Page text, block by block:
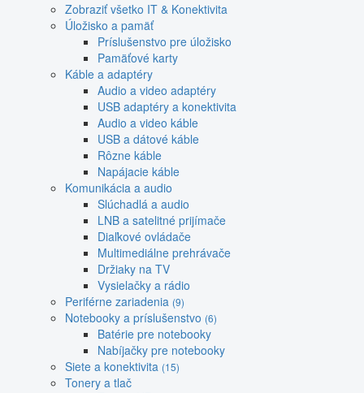
Zobraziť všetko IT & Konektivita
Úložisko a pamäť
Príslušenstvo pre úložisko
Pamäťové karty
Káble a adaptéry
Audio a video adaptéry
USB adaptéry a konektivita
Audio a video káble
USB a dátové káble
Rôzne káble
Napájacie káble
Komunikácia a audio
Slúchadlá a audio
LNB a satelitné prijímače
Diaľkové ovládače
Multimediálne prehrávače
Držiaky na TV
Vysielačky a rádio
Periférne zariadenia (9)
Notebooky a príslušenstvo (6)
Batérie pre notebooky
Nabíjačky pre notebooky
Siete a konektivita (15)
Tonery a tlač